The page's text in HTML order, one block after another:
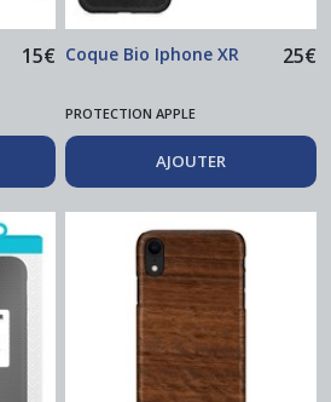
15€ Coque Bio Iphone XR 25€
PROTECTION APPLE
AJOUTER